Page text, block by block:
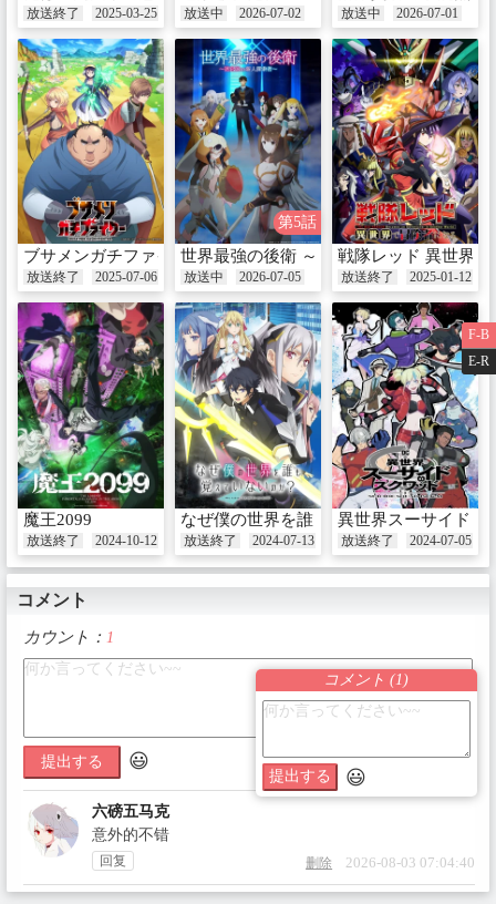
放送終了 2025-03-25 放送中 2026-07-02 放送中 2026-07-01
ブサメンガチファイター
放送終了 2025-07-06
第5話
世界最強の後衛 ～迷宮国の新人探索者～
放送中 2026-07-05
戦隊レッド 異世界
放送終了 2025-01-12
魔王2099
放送終了 2024-10-12
なぜ僕の世界を誰も覚えていないのか？
放送終了 2024-07-13
異世界スーサイド・
放送終了 2024-07-05
コメント
カウント： 1
提出する 😃
六磅五马克
意外的不错
回复 删除 2026-08-03 07:04:40
コメント (1 )
提出する 😃
F-B
E-R